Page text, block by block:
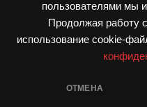
пользователями мы
Продолжая работу
использование cookie-
ОТМЕНА
© DPNnews.ru.
Предложения и